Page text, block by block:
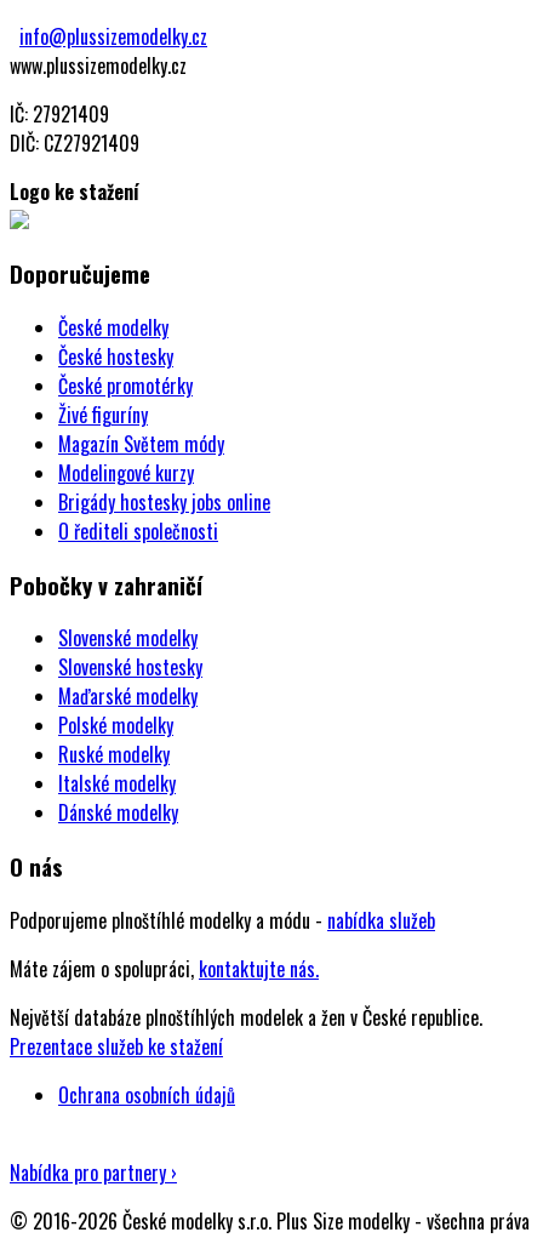
info@plussizemodelky.cz
www.plussizemodelky.cz
IČ: 27921409
DIČ: CZ27921409
Logo ke stažení
Doporučujeme
České modelky
České hostesky
České promotérky
Živé figuríny
Magazín Světem módy
Modelingové kurzy
Brigády hostesky jobs online
O řediteli společnosti
Pobočky v zahraničí
Slovenské modelky
Slovenské hostesky
Maďarské modelky
Polské modelky
Ruské modelky
Italské modelky
Dánské modelky
O nás
Podporujeme plnoštíhlé modelky a módu - nabídka služeb
Máte zájem o spolupráci, kontaktujte nás.
Největší databáze plnoštíhlých modelek a žen v České republice.
Prezentace služeb ke stažení
Ochrana osobních údajů
Nabídka pro partnery ›
© 2016-2026 České modelky s.r.o. Plus Size modelky - všechna práva